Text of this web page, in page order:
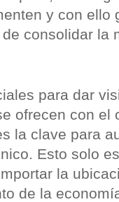
y con ello
consolidar la
para dar
ofrecen con el
la clave para
Esto solo
la
de la